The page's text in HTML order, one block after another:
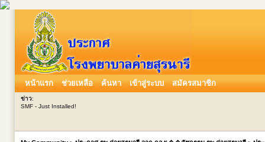
หน้าแรก ช่วยเหลือ ค้นหา เข้าสู่ระบบ สมัครสมาชิก
ข่าว:
SMF - Just Installed!